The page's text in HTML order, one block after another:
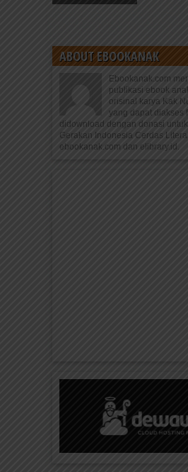
ABOUT EBOOKANAK
Ebookanak.com
publikasi ebook
orisinal karya Kak
yang dapat diakses
didownload dengan donasi
Gerakan Indonesia Cerdas
ebookanak.com dan elibrary.id.